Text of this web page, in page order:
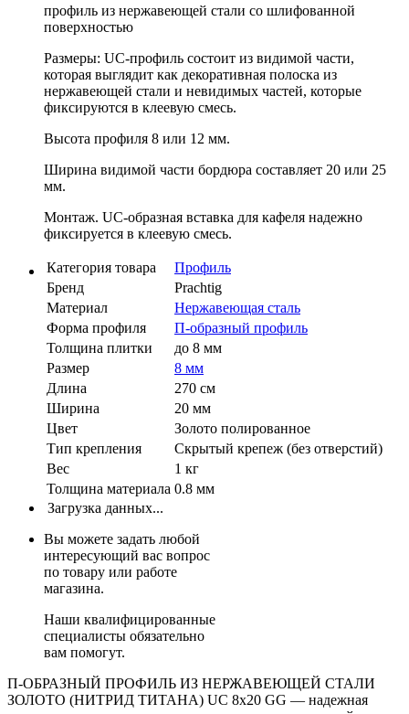
профиль из нержавеющей стали со шлифованной
поверхностью
Размеры: UC-профиль состоит из видимой части,
которая выглядит как декоративная полоска из
нержавеющей стали и невидимых частей, которые
фиксируются в клеевую смесь.
Высота профиля 8 или 12 мм.
Ширина видимой части бордюра составляет 20 или 25
мм.
Монтаж. UC-образная вставка для кафеля надежно
фиксируется в клеевую смесь.
Категория товара
Профиль
Бренд
Prachtig
Материал
Нержавеющая сталь
Форма профиля
П-образный профиль
Толщина плитки
до 8 мм
Размер
8 мм
Длина
270 см
Ширина
20 мм
Цвет
Золото полированное
Тип крепления
Скрытый крепеж (без отверстий)
Вес
1 кг
Толщина материала 0.8 мм
Загрузка данных...
Вы можете задать любой
интересующий вас вопрос
по товару или работе
магазина.
Наши квалифицированные
специалисты обязательно
вам помогут.
П-ОБРАЗНЫЙ ПРОФИЛЬ ИЗ НЕРЖАВЕЮЩЕЙ СТАЛИ
ЗОЛОТО (НИТРИД ТИТАНА) UC 8x20 GG — надежная